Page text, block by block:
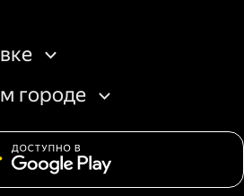
площадки или
штрихкод/QR-код на
выдачи.
городе